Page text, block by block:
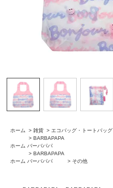
ホーム > 雑貨 > エコバッグ・トートバッグ
ホーム
> BARBAPAPA
バーバパパ
ホーム
> BARBAPAPA
バーバパパ
> その他